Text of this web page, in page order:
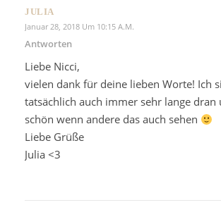
JULIA
Januar 28, 2018 Um 10:15 A.m.
Antworten
Liebe Nicci,
vielen dank für deine lieben Worte! Ich
tatsächlich auch immer sehr lange dran
schön wenn andere das auch sehen
Liebe Grüße
Julia <3